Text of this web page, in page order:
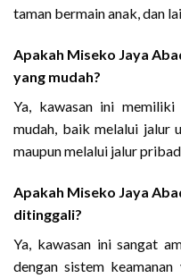
taman bermain anak, dan
Apakah Miseko Jaya
yang mudah?
Ya, kawasan ini
mudah, baik melalui jalur
maupun melalui jalur
Apakah Miseko Jaya
ditinggali?
Ya, kawasan ini sangat
dengan sistem